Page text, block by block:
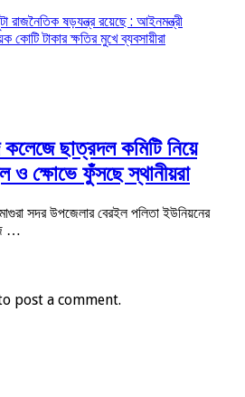
রাজনৈতিক ষড়যন্ত্র রয়েছে : আইনমন্ত্রী
কোটি টাকার ক্ষতির মুখে ব্যবসায়ীরা
ছাত্রদল কমিটি নিয়ে
ও ক্ষোভে ফুঁসছে স্থানীয়রা
সদর উপজেলার বেরইল পলিতা ইউনিয়নের
…
post a comment.